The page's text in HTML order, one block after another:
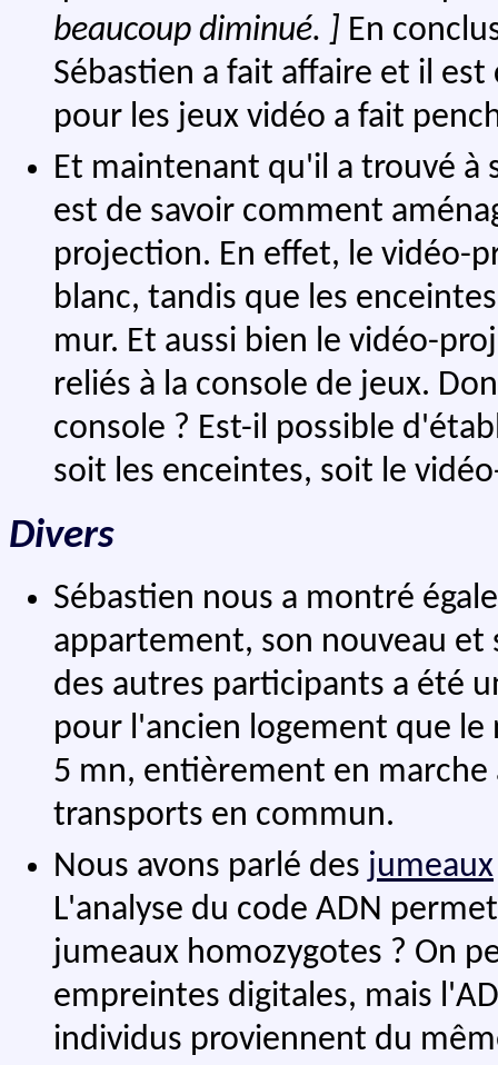
beaucoup diminué. ] En
Sébastien a fait affaire et il
pour les jeux vidéo a fait
Et maintenant qu'il a trouvé à
est de savoir comment
projection. En effet, le vidéo-
blanc, tandis que les
mur. Et aussi bien le vidéo-
reliés à la console de jeux.
console ? Est-il possible
soit les enceintes, soit le
Divers
Sébastien nous a montré
appartement, son nouveau et
des autres participants a été
pour l'ancien logement que le
5 mn, entièrement en marche
transports en commun.
Nous avons parlé des jumeaux
L'analyse du code ADN
jumeaux homozygotes ? On
empreintes digitales, mais
individus proviennent du